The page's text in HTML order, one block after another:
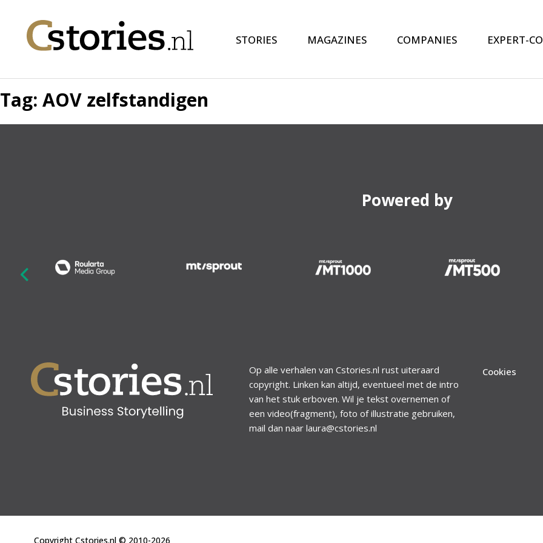
STORIES MAGAZINES COMPANIES EXPERT-
Tag: AOV zelfstandigen
Powered by
Op alle verhalen van Cstories.nl rust uiteraard
copyright. Linken kan altijd, eventueel met de intro
van het stuk erboven. Wil je tekst overnemen of
een video(fragment), foto of illustratie gebruiken,
mail dan naar laura@cstories.nl
Cookies
Copyright Cstories.nl © 2010-2026